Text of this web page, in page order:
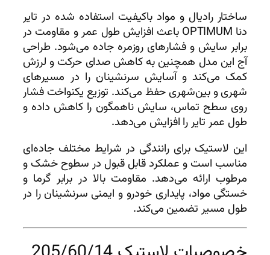
ساختار رادیال و مواد باکیفیت استفاده شده در تایر
دنا OPTIMUM باعث افزایش طول عمر و مقاومت در
برابر سایش و فشارهای روزمره جاده می‌شود. طراحی
آج این مدل همچنین به کاهش صدای حرکت و لرزش
کمک می‌کند و آسایش سرنشینان را در مسیرهای
شهری و بین‌شهری حفظ می‌کند. توزیع یکنواخت فشار
روی سطح تماس، سایش ناهمگون را کاهش داده و
طول عمر تایر را افزایش می‌دهد.
این لاستیک برای رانندگی در شرایط مختلف جاده‌ای
مناسب است و عملکرد قابل قبول در سطوح خشک و
مرطوب ارائه می‌دهد. مقاومت بالا در برابر گرما و
خستگی مواد، پایداری خودرو و ایمنی سرنشینان را در
طول مسیر تضمین می‌کند.